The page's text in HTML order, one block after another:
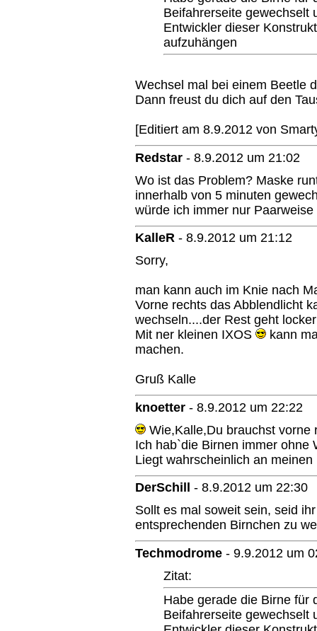
Beifahrerseite gewechselt
Entwickler dieser
aufzuhängen
Wechsel mal bei einem Beetle
Dann freust du dich auf den
[Editiert am 8.9.2012 von
Redstar - 8.9.2012 um 21:02
Wo ist das Problem? Maske
innerhalb von 5 minuten
würde ich immer nur
KalleR - 8.9.2012 um 21:12
Sorry,
man kann auch im Knie nach
Vorne rechts das Abblendlicht
wechseln....der Rest geht
Mit ner kleinen IXOS
kann
machen.
Gruß Kalle
knoetter - 8.9.2012 um 22:22
Wie,Kalle,Du brauchst
Ich hab`die Birnen immer
Liegt wahrscheinlich an
DerSchill
- 8.9.2012 um 22:30
Sollt es mal soweit sein, seid
entsprechenden Birnchen zu
Techmodrome - 9.9.2012 um
Zitat:
Habe gerade die Birne für
Beifahrerseite gewechselt